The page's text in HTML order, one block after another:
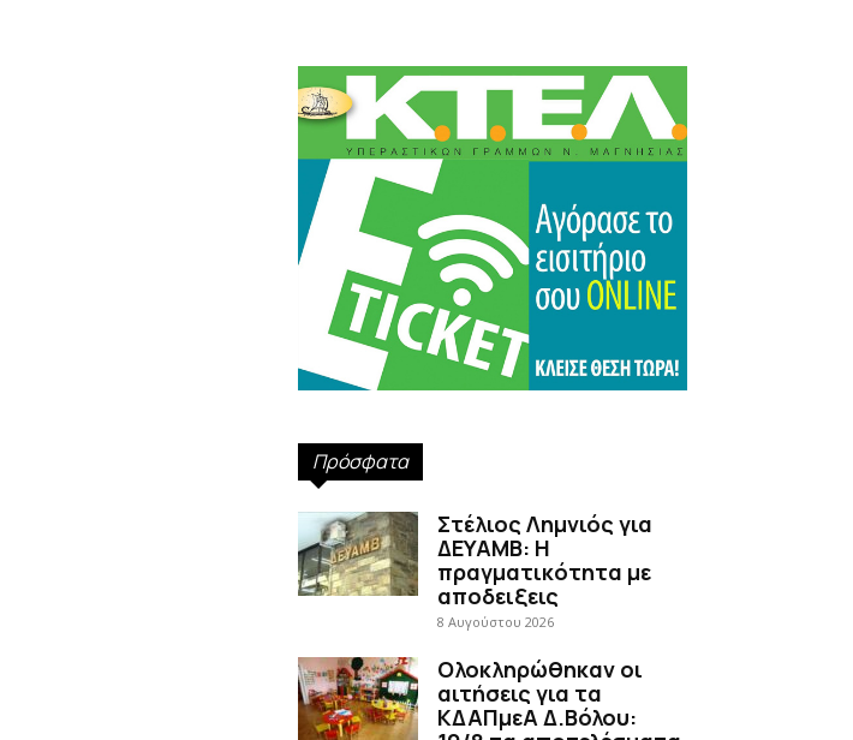
Πρόσφατα
Στέλιος Λημνιός για
ΔΕΥΑΜΒ: Η
πραγματικότητα με
αποδειξεις
8 Αυγούστου 2026
Ολοκληρώθηκαν οι
αιτήσεις για τα
ΚΔΑΠμεΑ Δ.Βόλου: